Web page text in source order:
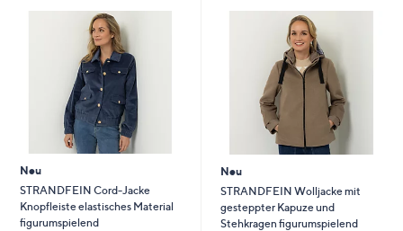
Neu
STRANDFEIN Cord-Jacke
Knopfleiste elastisches Material
figurumspielend
Neu
STRANDFEIN Wolljacke mit
gesteppter Kapuze und
Stehkragen figurumspielend